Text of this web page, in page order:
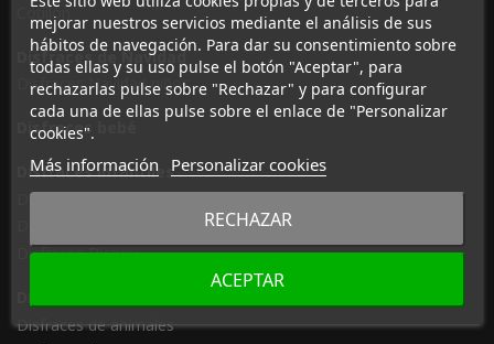
Cotillón
Disfraces de Navidad
Disfraces Navidad niños
Disfraces bebé
Disfraces infantiles
Disfraces de Hada
Disfraces Disney
Disfraces de animales
mejorar nuestros servicios mediante el análisis de sus
hábitos de navegación. Para dar su consentimiento sobre
todas ellas y su uso pulse el botón "Aceptar", para
rechazarlas pulse sobre "Rechazar" y para configurar
cada una de ellas pulse sobre el enlace de "Personalizar
cookies".
Más información Personalizar cookies
RECHAZAR
ACEPTAR